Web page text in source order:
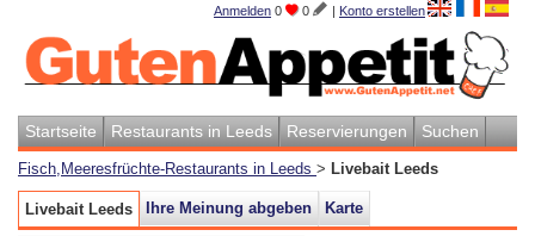
Anmelden 0 0 | Konto erstellen
Startseite Restaurants in Leeds Reservierungen Suchen
Fisch,Meeresfrüchte-Restaurants in Leeds > Livebait Leeds
Livebait Leeds Ihre Meinung abgeben Karte